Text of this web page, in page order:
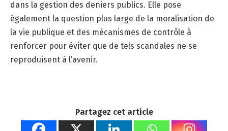
dans la gestion des deniers publics. Elle pose
également la question plus large de la moralisation de
la vie publique et des mécanismes de contrôle à
renforcer pour éviter que de tels scandales ne se
reproduisent à l’avenir.
Partagez cet article